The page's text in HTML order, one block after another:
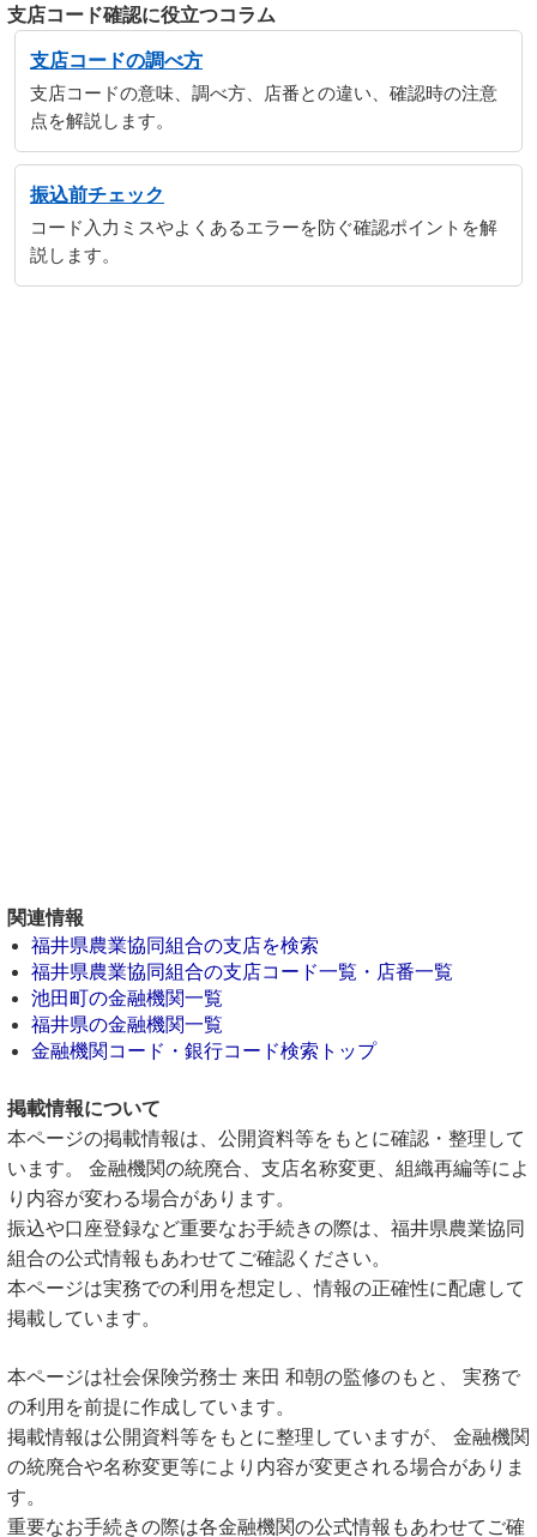
支店コード確認に役立つコラム
支店コードの調べ方
支店コードの意味、調べ方、店番との違い、確認時の注意
点を解説します。
振込前チェック
コード入力ミスやよくあるエラーを防ぐ確認ポイントを解
説します。
関連情報
福井県農業協同組合の支店を検索
福井県農業協同組合の支店コード一覧・店番一覧
池田町の金融機関一覧
福井県の金融機関一覧
金融機関コード・銀行コード検索トップ
掲載情報について
本ページの掲載情報は、公開資料等をもとに確認・整理して
います。 金融機関の統廃合、支店名称変更、組織再編等によ
り内容が変わる場合があります。
振込や口座登録など重要なお手続きの際は、福井県農業協同
組合の公式情報もあわせてご確認ください。
本ページは実務での利用を想定し、情報の正確性に配慮して
掲載しています。
本ページは社会保険労務士 来田 和朝の監修のもと、 実務で
の利用を前提に作成しています。
掲載情報は公開資料等をもとに整理していますが、 金融機関
の統廃合や名称変更等により内容が変更される場合がありま
す。
重要なお手続きの際は各金融機関の公式情報もあわせてご確